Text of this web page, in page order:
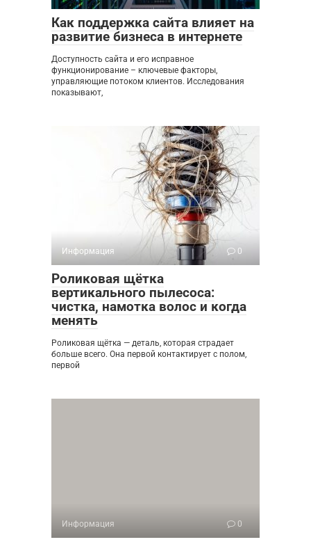
Как поддержка сайта влияет на
развитие бизнеса в интернете
Доступность сайта и его исправное
функционирование – ключевые факторы,
управляющие потоком клиентов. Исследования
показывают,
Информация 0
Роликовая щётка
вертикального пылесоса:
чистка, намотка волос и когда
менять
Роликовая щётка — деталь, которая страдает
больше всего. Она первой контактирует с полом,
первой
Информация 0